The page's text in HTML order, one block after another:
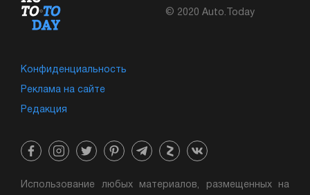
© 2020 Auto.Today
Конфиденциальность
Реклама на сайте
Редакция
Использование любых материалов, размещенных на